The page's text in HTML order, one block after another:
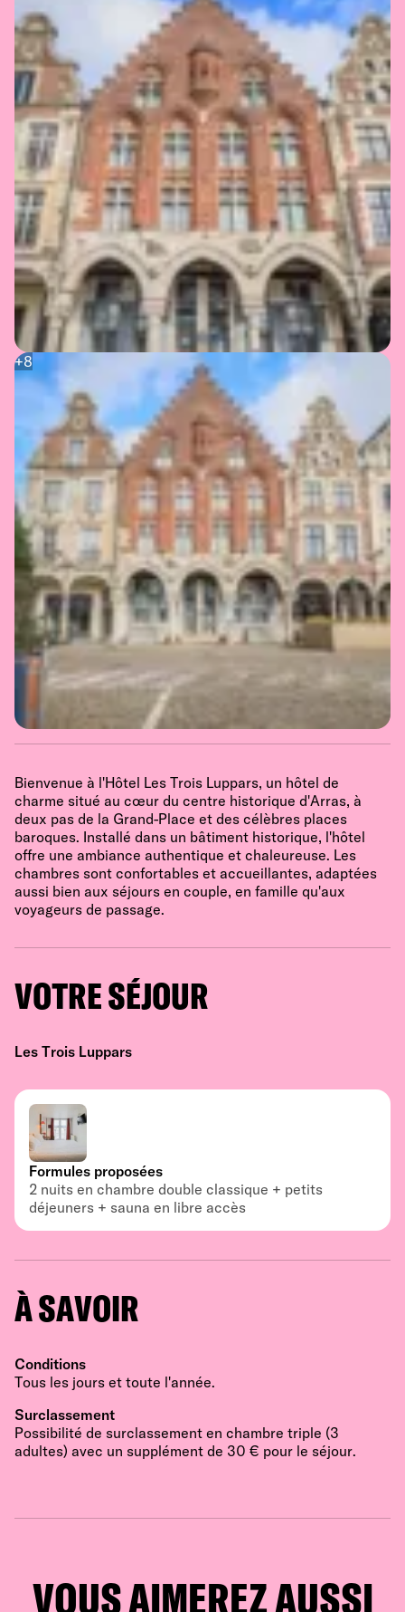
Bienvenue à l'Hôtel Les Trois Luppars, un hôtel de
charme situé au cœur du centre historique d'Arras, à
deux pas de la Grand-Place et des célèbres places
baroques. Installé dans un bâtiment historique, l'hôtel
offre une ambiance authentique et chaleureuse. Les
chambres sont confortables et accueillantes, adaptées
aussi bien aux séjours en couple, en famille qu'aux
voyageurs de passage.
VOTRE SÉJOUR
Les Trois Luppars
Formules proposées
2 nuits en chambre double classique + petits
déjeuners + sauna en libre accès
À SAVOIR
Conditions
Tous les jours et toute l'année.
Surclassement
Possibilité de surclassement en chambre triple (3
adultes) avec un supplément de 30 € pour le séjour.
VOUS AIMEREZ AUSSI